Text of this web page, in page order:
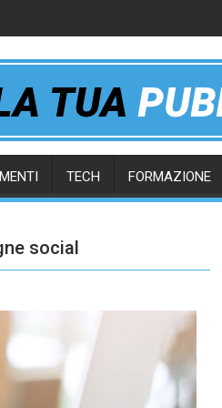
TECH FORMAZIONE
social